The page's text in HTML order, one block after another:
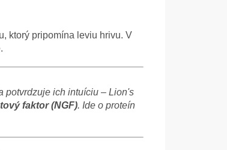
ktorý pripomína leviu hrivu. V
potvrdzuje ich intuíciu – Lion's
faktor (NGF). Ide o proteín